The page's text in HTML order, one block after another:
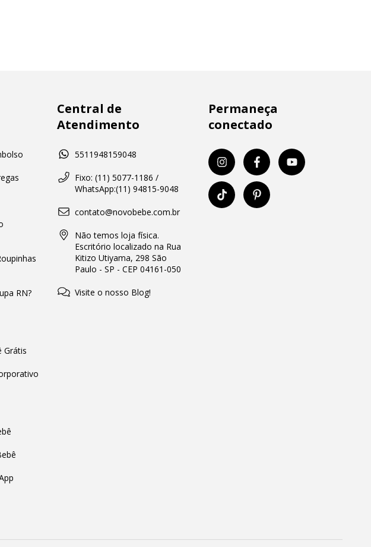
RN?
Grátis
Central de
Atendimento
5511948159048
Fixo: (11) 5077-1186 /
WhatsApp:(11) 94815-9048
contato@novobebe.com.br
Não temos loja física.
Escritório localizado na Rua
Kitizo Utiyama, 298 São
Paulo - SP - CEP 04161-050
Visite o nosso Blog!
Permaneça
conectado